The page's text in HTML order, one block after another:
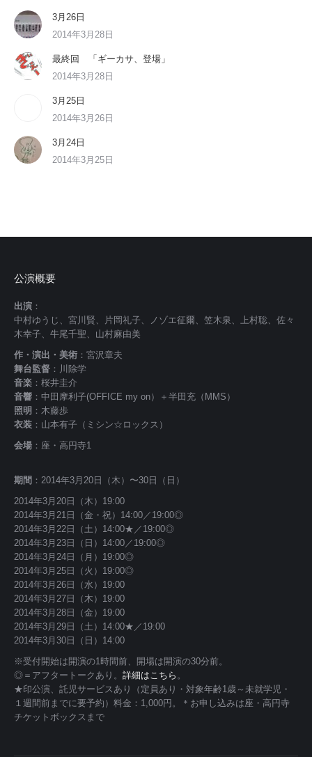
3月26日
2014年3月28日
最終回 「ギーカサ、登場」
2014年3月28日
3月25日
2014年3月26日
3月24日
2014年3月25日
公演概要
出演 ：
中村ゆうじ、宮川賢、片岡礼子、ノゾエ征爾、笠木泉、上村聡、佐々
木幸子、牛尾千聖、山村麻由美
作・演出・美術 ：宮沢章夫
舞台監督 ：川除学
音楽 ：桜井圭介
音響 ：中田摩利子(OFFICE my on）＋半田充（MMS）
照明 ：木藤歩
衣装 ：山本有子（ミシン☆ロックス）
会場 ：座・高円寺1
期間 ：2014年3月20日（木）〜30日（日）
2014年3月20日（木）19:00
2014年3月21日（金・祝）14:00／19:00◎
2014年3月22日（土）14:00★／19:00◎
2014年3月23日（日）14:00／19:00◎
2014年3月24日（月）19:00◎
2014年3月25日（火）19:00◎
2014年3月26日（水）19:00
2014年3月27日（木）19:00
2014年3月28日（金）19:00
2014年3月29日（土）14:00★／19:00
2014年3月30日（日）14:00
※受付開始は開演の1時間前、開場は開演の30分前。
◎＝アフタートークあり。 詳細はこちら 。
★印公演、託児サービスあり（定員あり・対象年齢1歳～未就学児・
１週間前までに要予約）料金：1,000円。＊お申し込みは座・高円寺
チケットボックスまで